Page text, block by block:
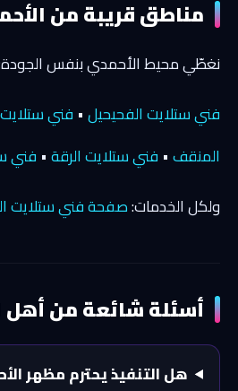
مناطق قريبة من
نغطّي محيط الأحمدي بنفس
فني ستلايت الفحيحيل• فني
المنقف• فني ستلايت الرقة• فني
ولكل الخدمات:صفحة فني ستلايت
أسئلة شائعة من أهل
هل التنفيذ يحترم مظهر